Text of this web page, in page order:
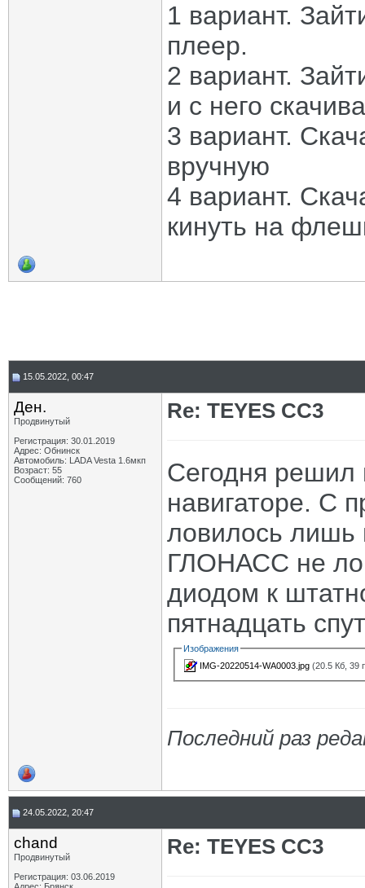
1 вариант.
плеер.
2 вариант.
и с него
3 вариант.
вручную
4 вариант.
кинуть на
15.05.2022, 00:47
Ден.
Продвинутый
Регистрация: 30.01.2019
Адрес: Обнинск
Автомобиль: LADA Vesta 1.6мкп
Возраст: 55
Сообщений: 760
Re: TEYES CC3
Сегодня решил
навигаторе. С
ловилось лишь
ГЛОНАСС не
диодом к
пятнадцать
Изображения
IMG-20220514-WA0003.jpg (20.5 Кб, 39
Последний раз
24.05.2022, 20:47
chand
Продвинутый
Регистрация: 03.06.2019
Re: TEYES CC3